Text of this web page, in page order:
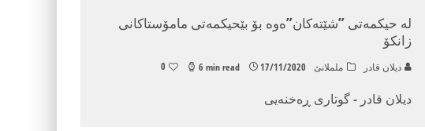
له‌ حیكمه‌تی ”شێته‌كان”ه‌وه‌ بۆ بێحیكمه‌تی مامۆستاكانی
زانكۆ
دیلان قادر ململانێ 17/11/2020
6 min read
0
دیلان قادر - گوتاری ڕەخنەیی